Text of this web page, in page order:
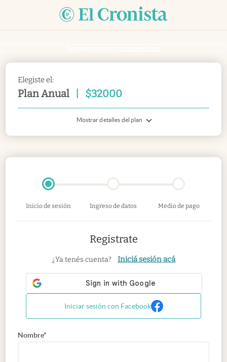
Elegiste el:
Plan Anual $32000
Mostrar detalles del plan
Inicio de sesión Ingreso de datos Medio de pago
Registrate
¿Ya tenés cuenta? Iniciá sesión acá
Iniciar sesión con Facebook
Nombre*